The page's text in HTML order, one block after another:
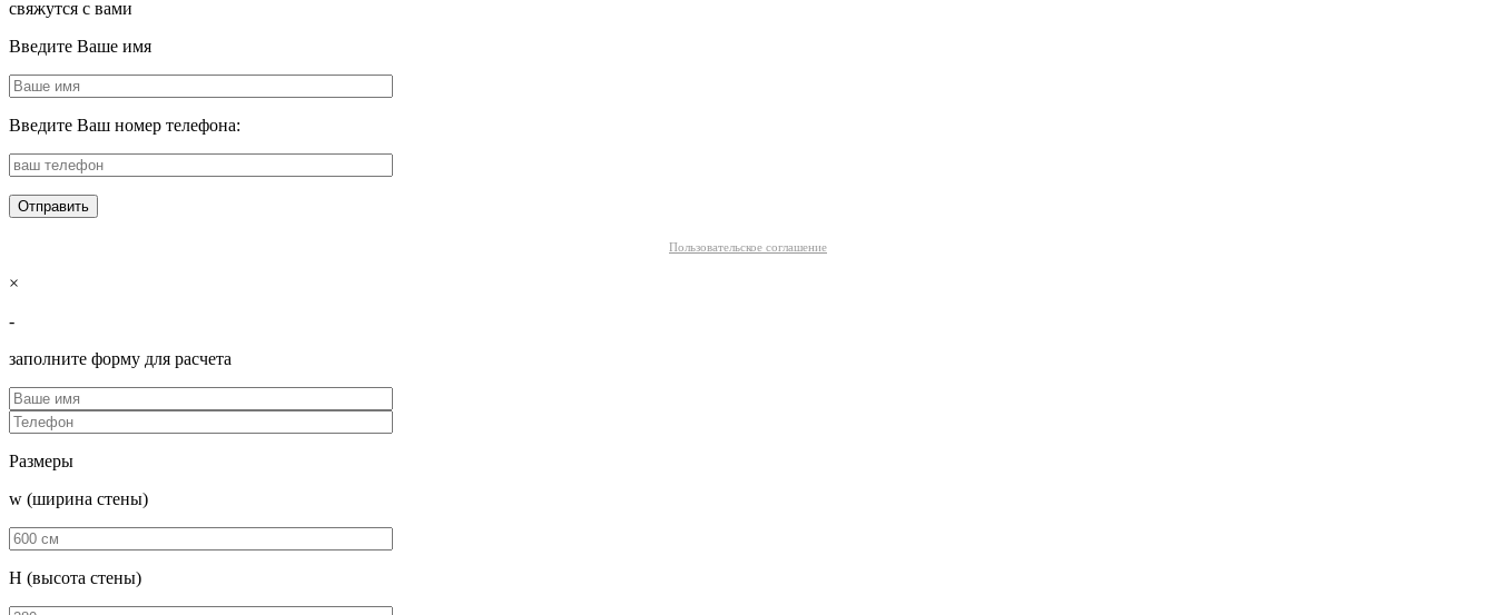
свяжутся с вами
Введите Ваше имя
Введите Ваш номер телефона:
Пользовательское соглашение
×
-
заполните форму для расчета
Размеры
w (ширина стены)
H (высота стены)